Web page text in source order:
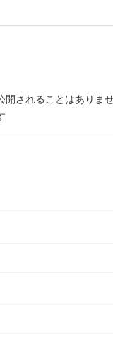
されることはありませ